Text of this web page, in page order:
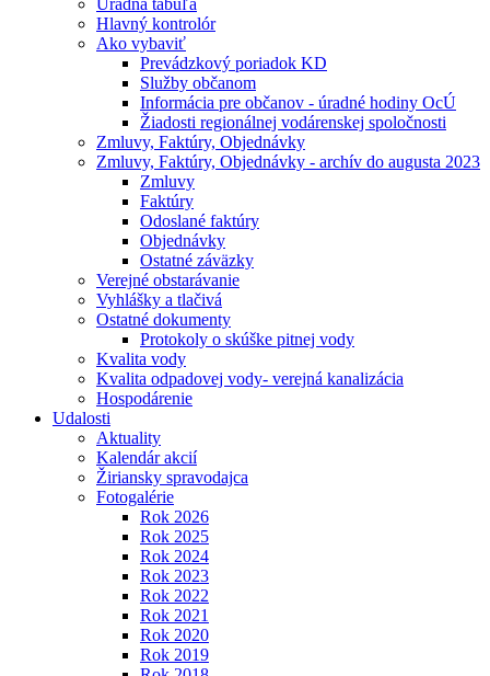
Úradná tabuľa
Hlavný kontrolór
Ako vybaviť
Prevádzkový poriadok KD
Služby občanom
Informácia pre občanov - úradné hodiny OcÚ
Žiadosti regionálnej vodárenskej spoločnosti
Zmluvy, Faktúry, Objednávky
Zmluvy, Faktúry, Objednávky - archív do augusta 2023
Zmluvy
Faktúry
Odoslané faktúry
Objednávky
Ostatné záväzky
Verejné obstarávanie
Vyhlášky a tlačivá
Ostatné dokumenty
Protokoly o skúške pitnej vody
Kvalita vody
Kvalita odpadovej vody- verejná kanalizácia
Hospodárenie
Udalosti
Aktuality
Kalendár akcií
Žiriansky spravodajca
Fotogalérie
Rok 2026
Rok 2025
Rok 2024
Rok 2023
Rok 2022
Rok 2021
Rok 2020
Rok 2019